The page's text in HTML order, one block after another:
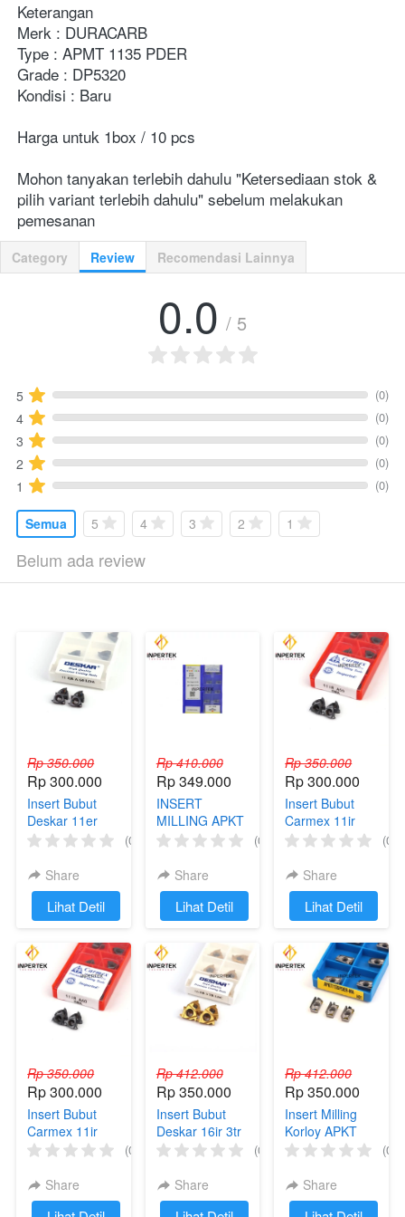
Keterangan
Merk : DURACARB
Type : APMT 1135 PDER
Grade : DP5320
Kondisi : Baru
Harga untuk 1box / 10 pcs
Mohon tanyakan terlebih dahulu "Ketersediaan stok &
pilih variant terlebih dahulu" sebelum melakukan
pemesanan
Category Review Recomendasi Lainnya
0.0 / 5
5 (0)
4 (0)
3 (0)
2 (0)
1 (0)
Semua 5 4 3 2 1
Belum ada review
Rp 350.000
Rp 300.000
Insert Bubut
Deskar 11er
A60 Pahat Ulir
(0)
Share
`Lihat Detil
Rp 410.000
Rp 349.000
INSERT
MILLING APKT
11T304 PM
(0)
Share
`Lihat Detil
Rp 350.000
Rp 300.000
Insert Bubut
Carmex 11ir
A55 Ulir Dalam
(0)
Share
`Lihat Detil
Rp 350.000
Rp 300.000
Insert Bubut
Carmex 11ir
A60 Ulir Luar
(0)
Share
Rp 412.000
Rp 350.000
Insert Bubut
Deskar 16ir 3tr
Ulir Dalam
(0)
Share
Rp 412.000
Rp 350.000
Insert Milling
Korloy APKT
1135 PDFR
(0)
Share